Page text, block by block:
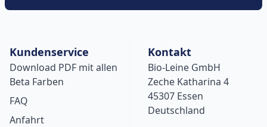
Kundenservice
Download PDF mit allen
Beta Farben
FAQ
Anfahrt
Kontakt
Bio-Leine GmbH
Zeche Katharina 4
45307 Essen
Deutschland